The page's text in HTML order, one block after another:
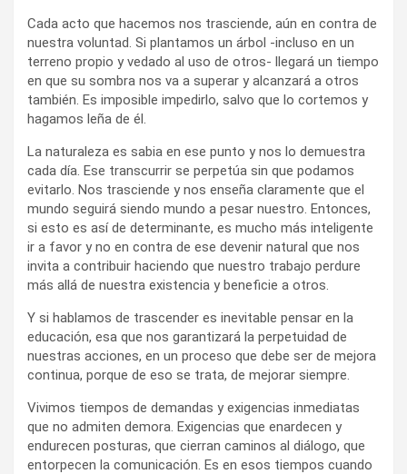
Cada acto que hacemos nos trasciende, aún en contra de
nuestra voluntad. Si plantamos un árbol -incluso en un
terreno propio y vedado al uso de otros- llegará un tiempo
en que su sombra nos va a superar y alcanzará a otros
también. Es imposible impedirlo, salvo que lo cortemos y
hagamos leña de él.
La naturaleza es sabia en ese punto y nos lo demuestra
cada día. Ese transcurrir se perpetúa sin que podamos
evitarlo. Nos trasciende y nos enseña claramente que el
mundo seguirá siendo mundo a pesar nuestro. Entonces,
si esto es así de determinante, es mucho más inteligente
ir a favor y no en contra de ese devenir natural que nos
invita a contribuir haciendo que nuestro trabajo perdure
más allá de nuestra existencia y beneficie a otros.
Y si hablamos de trascender es inevitable pensar en la
educación, esa que nos garantizará la perpetuidad de
nuestras acciones, en un proceso que debe ser de mejora
continua, porque de eso se trata, de mejorar siempre.
Vivimos tiempos de demandas y exigencias inmediatas
que no admiten demora. Exigencias que enardecen y
endurecen posturas, que cierran caminos al diálogo, que
entorpecen la comunicación. Es en esos tiempos cuando